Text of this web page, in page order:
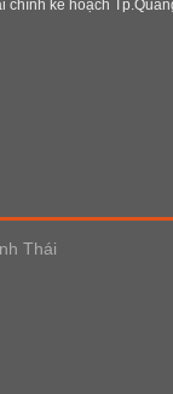
chính kế hoạch
Thái